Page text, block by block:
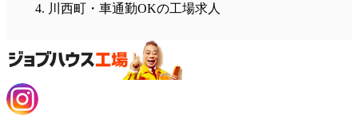
川西町・車通勤OKの工場求人